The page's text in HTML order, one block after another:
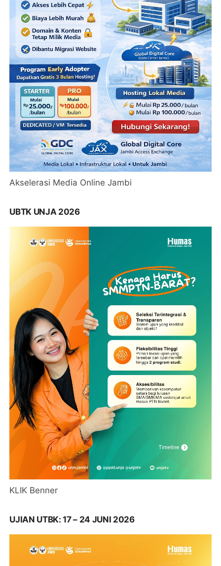
Akselerasi Media Online Jambi
UBTK UNJA 2026
KLIK Benner
UJIAN UTBK: 17 – 24 JUNI 2026